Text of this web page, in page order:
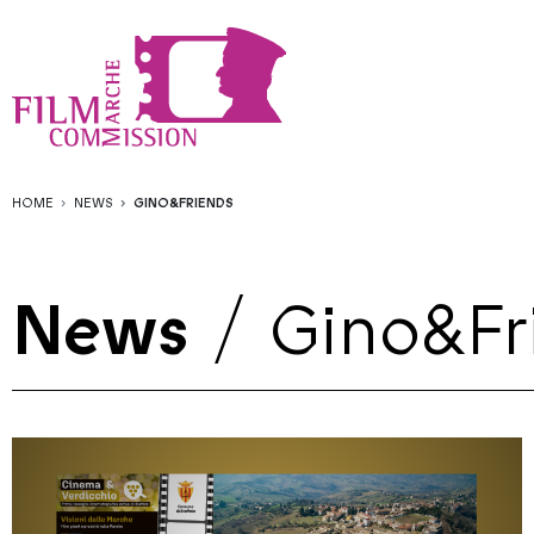
HOME NEWS GINO&FRIENDS
News /